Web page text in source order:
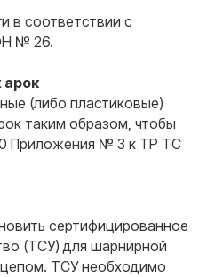
в соответствии с
№ 26.
арок
(либо пластиковые)
таким образом, чтобы
Приложения № 3 к ТР ТС
сертифицированное
(ТСУ) для шарнирной
ТСУ необходимо